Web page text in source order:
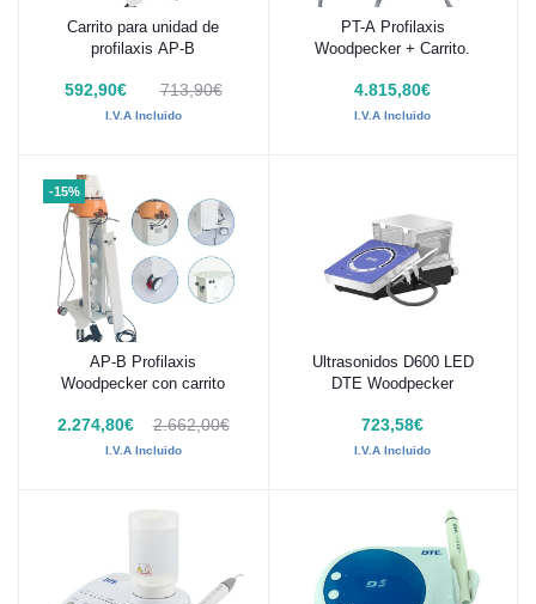
Añadir al carrito
Carrito para unidad de
profilaxis AP-B
592,90€ 713,90€
I.V.A Incluido
Añadir al carrito
PT-A Profilaxis
Woodpecker + Carrito.
4.815,80€
I.V.A Incluido
-15%
Añadir al carrito
AP-B Profilaxis
Woodpecker con carrito
2.274,80€ 2.662,00€
I.V.A Incluido
Añadir al carrito
Ultrasonidos D600 LED
DTE Woodpecker
723,58€
I.V.A Incluido